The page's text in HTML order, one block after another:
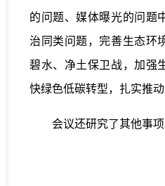
的问题、媒体曝光的问题
治同类问题，完善生态环
碧水、净土保卫战，加强
快绿色低碳转型，扎实推动
会议还研究了其他事项